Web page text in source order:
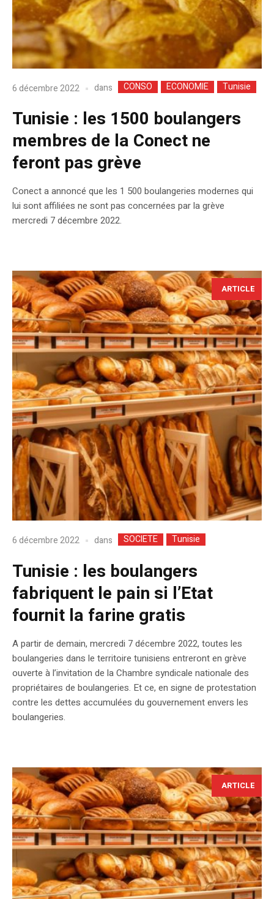
6 décembre 2022 dans CONSO ECONOMIE Tunisie
Tunisie : les 1500 boulangers
membres de la Conect ne
feront pas grève
Conect a annoncé que les 1 500 boulangeries modernes qui
lui sont affiliées ne sont pas concernées par la grève
mercredi 7 décembre 2022.
ARTICLE
6 décembre 2022 dans SOCIETE Tunisie
Tunisie : les boulangers
fabriquent le pain si l’Etat
fournit la farine gratis
A partir de demain, mercredi 7 décembre 2022, toutes les
boulangeries dans le territoire tunisiens entreront en grève
ouverte à l’invitation de la Chambre syndicale nationale des
propriétaires de boulangeries. Et ce, en signe de protestation
contre les dettes accumulées du gouvernement envers les
boulangeries.
ARTICLE